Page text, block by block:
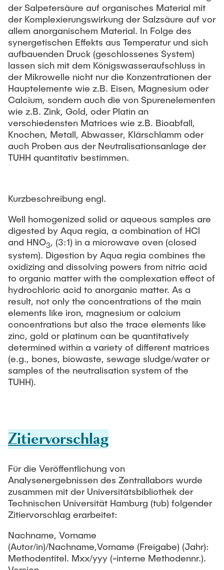
der Salpetersäure auf organisches Material mit
der Komplexierungswirkung der Salzsäure auf vor
allem anorganischem Material. In Folge des
synergetischen Effekts aus Temperatur und sich
aufbauenden Druck (geschlossenes System)
lassen sich mit dem Königswasseraufschluss in
der Mikrowelle nicht nur die Konzentrationen der
Hauptelemente wie z.B. Eisen, Magnesium oder
Calcium, sondern auch die von Spurenelementen
wie z.B. Zink, Gold, oder Platin an
verschiedensten Matrices wie z.B. Bioabfall,
Knochen, Metall, Abwasser, Klärschlamm oder
auch Proben aus der Neutralisationsanlage der
TUHH quantitativ bestimmen.
Kurzbeschreibung engl.
Well homogenized solid or aqueous samples are
digested by Aqua regia, a combination of HCl
and HNO3, (3:1) in a microwave oven (closed
system). Digestion by Aqua regia combines the
oxidizing and dissolving powers from nitric acid
to organic matter with the complexation effect of
hydrochloric acid to anorganic matter. As a
result, not only the concentrations of the main
elements like iron, magnesium or calcium
concentrations but also the trace elements like
zinc, gold or platinum can be quantitatively
determined within a variety of different matrices
(e.g., bones, biowaste, sewage sludge/water or
samples of the neutralisation system of the
TUHH).
Zitiervorschlag
Für die Veröffentlichung von
Analysenergebnissen des Zentrallabors wurde
zusammen mit der Universitätsbibliothek der
Technischen Universität Hamburg (tub) folgender
Zitiervorschlag erarbeitet:
Nachname, Vorname
(Autor/in)/Nachname,Vorname (Freigabe) (Jahr):
Methodentitel. Mxx/yyy (=interne Methodennr.).